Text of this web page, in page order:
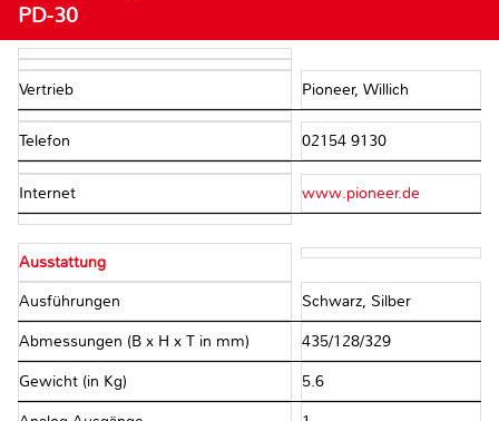
PD-30
Vertrieb Pioneer, Willich
Telefon 02154 9130
Internet www.pioneer.de
Ausstattung
Ausführungen Schwarz, Silber
Abmessungen (B x H x T in mm) 435/128/329
Gewicht (in Kg) 5.6